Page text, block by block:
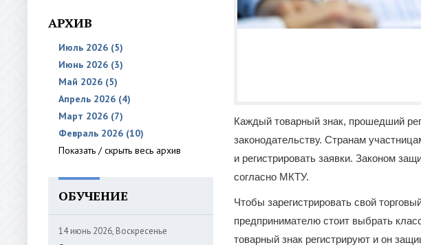
АРХИВ
Июль 2026 (5)
Июнь 2026 (3)
Май 2026 (5)
Апрель 2026 (4)
Март 2026 (7)
Февраль 2026 (10)
Показать / скрыть весь архив
ОБУЧЕНИЕ
14 июнь 2026, Воскресенье
Каждый товарный знак, прошедший
законодательству. Странам
и регистрировать заявки. Законом
согласно МКТУ.
Чтобы зарегистрировать свой
предпринимателю стоит выбрать
товарный знак регистрируют и он